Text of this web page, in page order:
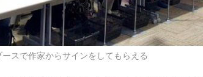
スで作家からサインをしてもらえる